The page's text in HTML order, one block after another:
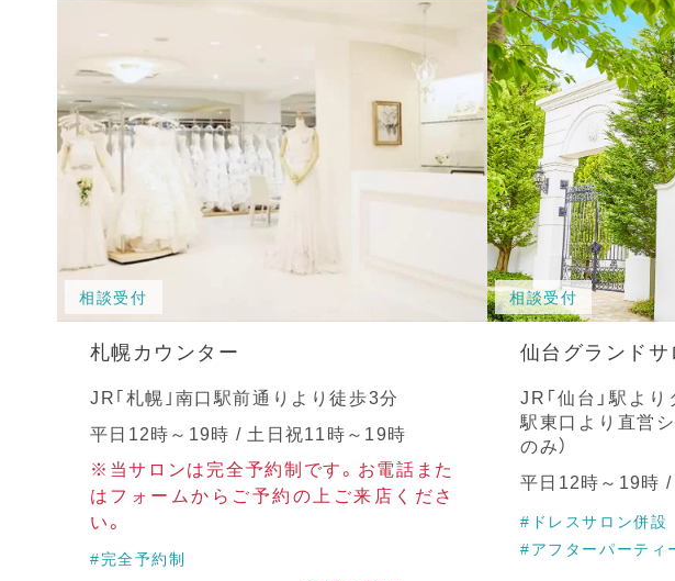
相談受付
札幌カウンター
JR｢札幌｣南口駅前通りより徒歩3分
平日12時～19時 / 土日祝11時～19時
※当サロンは完全予約制です。お電話また
はフォームからご予約の上ご来店くださ
い。
#完全予約制
相談受付
仙台グランドサ
JR「仙台」駅よ
駅東口より直営
のみ）
平日12時～19時
#ドレスサロン併設
#アフターパーティ